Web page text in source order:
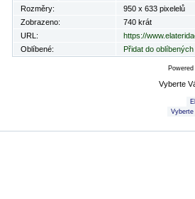
Rozměry:
950 x 633 pixelelů
Zobrazeno:
740 krát
URL:
https://
Oblíbené:
Přidat do oblíbených
Vyberte